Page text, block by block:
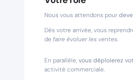
Nous vous attendons pour
Dès votre arrivée, vous
de faire évoluer les ventes.
En parallèle,vous déploierez
activité commerciale.